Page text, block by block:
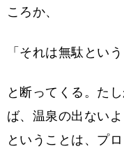
ころか、
「それは無駄とい
と断ってくる。た
ば、温泉の出ない
ということは、プ